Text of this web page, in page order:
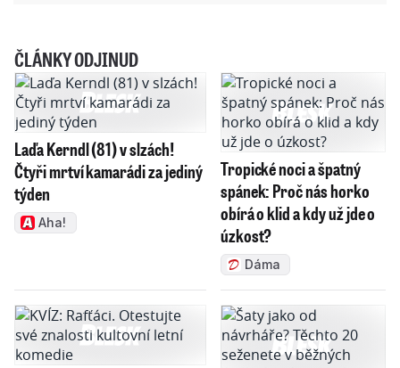
ČLÁNKY ODJINUD
Laďa Kerndl (81) v slzách!
Čtyři mrtví kamarádi za jediný
týden
Aha!
Tropické noci a špatný
spánek: Proč nás horko
obírá o klid a kdy už jde o
úzkost?
Dáma